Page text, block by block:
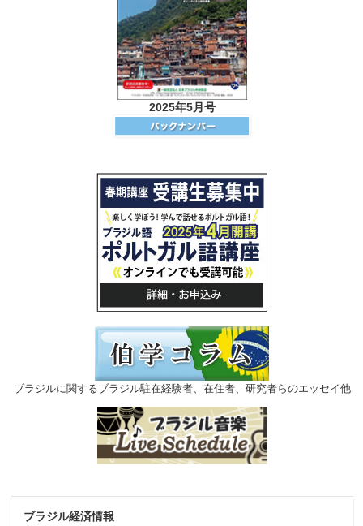
2025年5月号
ブラジルに関するブラジル駐在経験者、在住者、研究者らのエッセイ他
ブラジル経済情報